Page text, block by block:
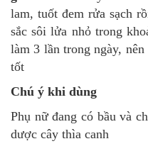
lam, tuốt đem rửa sạch
sắc sôi lửa nhỏ trong
làm 3 lần trong ngày,
tốt
Chú ý khi dùng
Phụ nữ đang có bầu và
dược cây thìa canh